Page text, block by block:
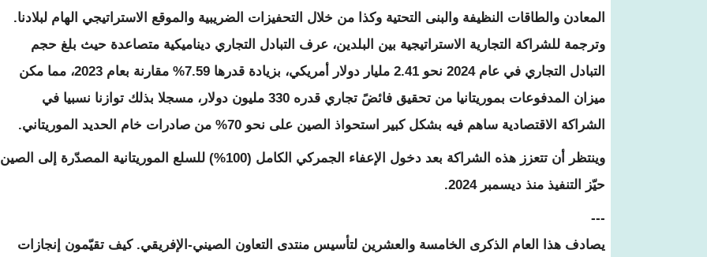
المعادن والطاقات النظيفة والبنى التحتية وكذا من خلال التحفيزات الضريبية والموقع الاستراتيجي الهام لبلادنا.
وترجمة للشراكة التجارية الاستراتيجية بين البلدين، عرف التبادل التجاري ديناميكية متصاعدة حيث بلغ حجم
التبادل التجاري في عام 2024 نحو 2.41 مليار دولار أمريكي، بزيادة قدرها 7.59% مقارنة بعام 2023، مما مكن
ميزان المدفوعات بموريتانيا من تحقيق فائضً تجاري قدره 330 مليون دولار، مسجلا بذلك توازنا نسبيا في
الشراكة الاقتصادية ساهم فيه بشكل كبير استحواذ الصين على نحو 70% من صادرات خام الحديد الموريتاني.
وينتظر أن تتعزز هذه الشراكة بعد دخول الإعفاء الجمركي الكامل (100%) للسلع الموريتانية المصدّرة إلى الصين
حيّز التنفيذ منذ ديسمبر 2024.
---
يصادف هذا العام الذكرى الخامسة والعشرين لتأسيس منتدى التعاون الصيني-الإفريقي. كيف تقيّمون إنجازات